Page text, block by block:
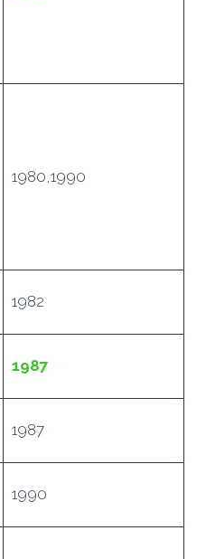
1980,1990
1982
1987
1987
1990